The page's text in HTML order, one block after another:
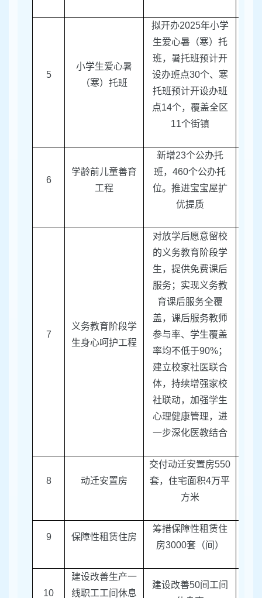
5
小学生爱心暑
（寒）托班
拟开办2025年小学
生爱心暑（寒）托
班，暑托班预计开
设办班点30个、寒
托班预计开设办班
点14个，覆盖全区
11个街镇
6
学龄前儿童善育
工程
新增23个公办托
班， 460个公办托
位。推进宝宝屋扩
优提质
7
义务教育阶段学
生身心呵护工程
对放学后愿意留校
的义务教育阶段学
生，提供免费课后
服务；实现义务教
育课后服务全覆
盖，课后服务教师
参与率、学生覆盖
率均不低于90%；
建立校家社医联合
体，持续增强家校
社联动，加强学生
心理健康管理，进
一步深化医教结合
8 动迁安置房
交付动迁安置房550
套，住宅面积4万平
方米
9 保障性租赁住房
筹措保障性租赁住
房3000套（间）
10
建设改善生产一
线职工工间休息
建设改善50间工间